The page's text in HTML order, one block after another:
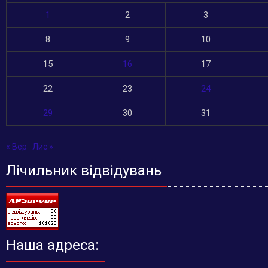
1 2 3
8 9 10
15 16 17
22 23 24
29 30 31
« Вер Лис »
Лічильник відвідувань
Наша адреса: